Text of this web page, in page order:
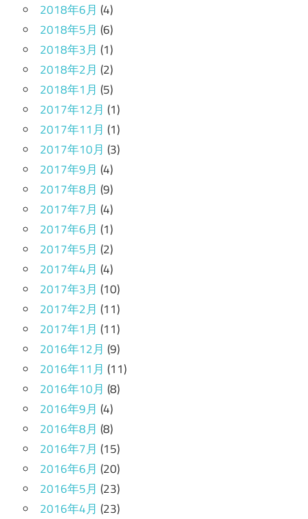
2018年6月 (4)
2018年5月 (6)
2018年3月 (1)
2018年2月 (2)
2018年1月 (5)
2017年12月 (1)
2017年11月 (1)
2017年10月 (3)
2017年9月 (4)
2017年8月 (9)
2017年7月 (4)
2017年6月 (1)
2017年5月 (2)
2017年4月 (4)
2017年3月 (10)
2017年2月 (11)
2017年1月 (11)
2016年12月 (9)
2016年11月 (11)
2016年10月 (8)
2016年9月 (4)
2016年8月 (8)
2016年7月 (15)
2016年6月 (20)
2016年5月 (23)
2016年4月 (23)